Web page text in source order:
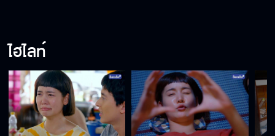
เราจะทำตามความฝันไปกับตะวันนะ
ไฮไลท์